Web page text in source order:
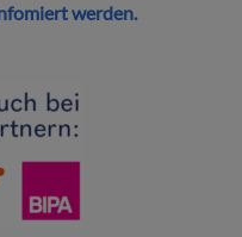
werden.